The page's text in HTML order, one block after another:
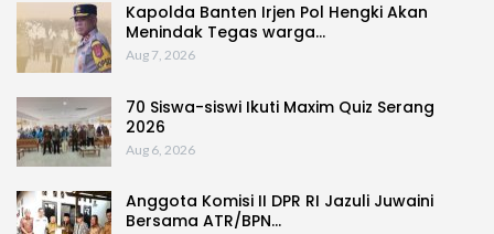
Kapolda Banten Irjen Pol Hengki Akan
Menindak Tegas warga…
Aug 7, 2026
70 Siswa-siswi Ikuti Maxim Quiz Serang
2026
Aug 6, 2026
Anggota Komisi II DPR RI Jazuli Juwaini
Bersama ATR/BPN…